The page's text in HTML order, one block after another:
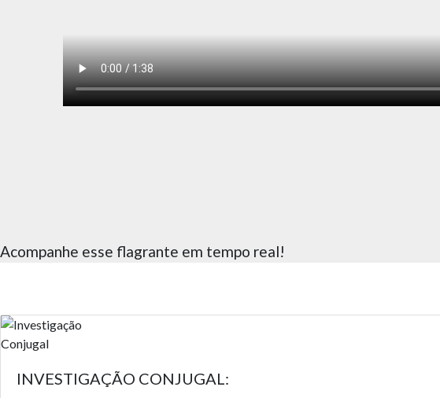
Acompanhe esse flagrante em tempo real!
INVESTIGAÇÃO CONJUGAL: